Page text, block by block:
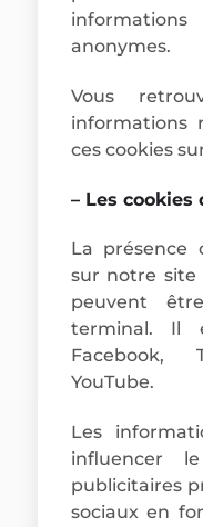
anonymes.
Vous
informations
ces cookies
– Les cookies
La présence
sur notre site
peuvent
terminal. Il
Facebook,
YouTube.
Les
influencer
publicitaires
sociaux en